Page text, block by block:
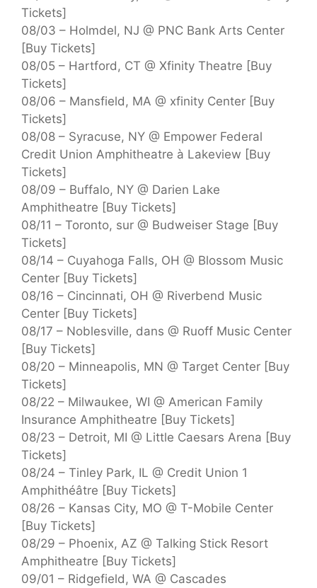
Tickets]
08/03 – Holmdel, NJ @ PNC Bank Arts Center
[Buy Tickets]
08/05 – Hartford, CT @ Xfinity Theatre [Buy
Tickets]
08/06 – Mansfield, MA @ xfinity Center [Buy
Tickets]
08/08 – Syracuse, NY @ Empower Federal
Credit Union Amphitheatre à Lakeview [Buy
Tickets]
08/09 – Buffalo, NY @ Darien Lake
Amphitheatre [Buy Tickets]
08/11 – Toronto, sur @ Budweiser Stage [Buy
Tickets]
08/14 – Cuyahoga Falls, OH @ Blossom Music
Center [Buy Tickets]
08/16 – Cincinnati, OH @ Riverbend Music
Center [Buy Tickets]
08/17 – Noblesville, dans @ Ruoff Music Center
[Buy Tickets]
08/20 – Minneapolis, MN @ Target Center [Buy
Tickets]
08/22 – Milwaukee, WI @ American Family
Insurance Amphitheatre [Buy Tickets]
08/23 – Detroit, MI @ Little Caesars Arena [Buy
Tickets]
08/24 – Tinley Park, IL @ Credit Union 1
Amphithéâtre [Buy Tickets]
08/26 – Kansas City, MO @ T-Mobile Center
[Buy Tickets]
08/29 – Phoenix, AZ @ Talking Stick Resort
Amphitheatre [Buy Tickets]
09/01 – Ridgefield, WA @ Cascades